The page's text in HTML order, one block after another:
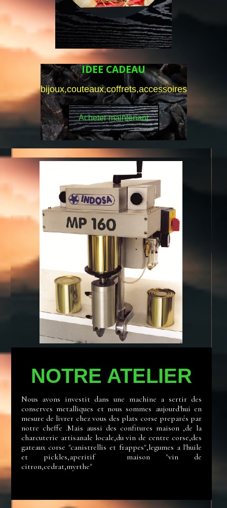
IDEE CADEAU
bijoux,couteaux,coffrets,accessoires
Acheter maintenant
NOTRE ATELIER
Nous avons investit dans une machine a sertir des
conserves metalliques et nous sommes aujourd'hui en
mesure de livrer chez vous des plats corse preparés par
notre cheffe .Mais aussi des confitures maison ,de la
charcuterie artisanale locale,du vin de centre corse,des
gateaux corse "canistrellis et frappes",legumes a l'huile
et pickles,aperitif maison "vin de
citron,cedrat,myrthe"